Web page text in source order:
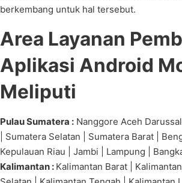
berkembang untuk hal tersebut.
Area Layanan
Aplikasi Android
Meliputi
Pulau Sumatera : Nanggore Aceh
| Sumatera Selatan | Sumatera Barat |
Kepulauan Riau | Jambi | Lampung |
Kalimantan : Kalimantan Barat |